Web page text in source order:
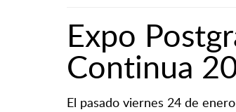
Expo
Continua
El pasado viernes 24 de